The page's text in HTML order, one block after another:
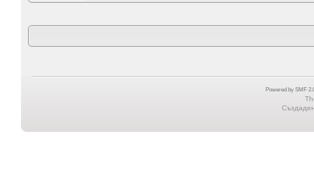
Powered by SMF